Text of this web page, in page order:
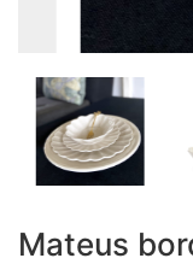
Mateus